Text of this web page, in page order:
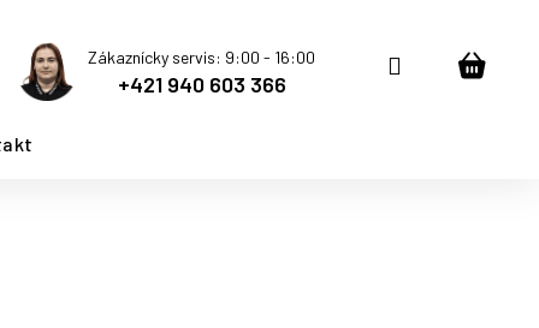
Zákaznícky servis: 9:00 - 16:00
+421 940 603 366
Prihlásenie